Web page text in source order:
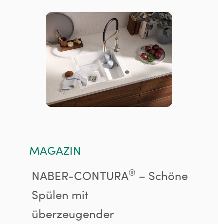
MAGAZIN
NABER-CONTURA® – Schöne
Spülen mit
überzeugender